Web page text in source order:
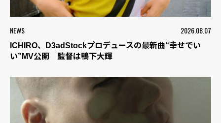
NEWS 2026.08.07
ICHIRO、D3adStockプロデュースの最新曲“幸せでい
い”MV公開 監督は鴨下大輝